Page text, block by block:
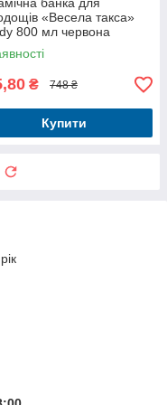
банка для
«Весела такса»
800 мл червона
₴ 748 ₴
Купити